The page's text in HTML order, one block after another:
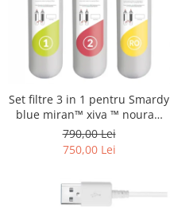
Set filtre 3 in 1 pentru Smardy
blue miran™ xiva ™ noura™
zagora ™ schimbare la 12 luni
790,00 Lei
750,00 Lei